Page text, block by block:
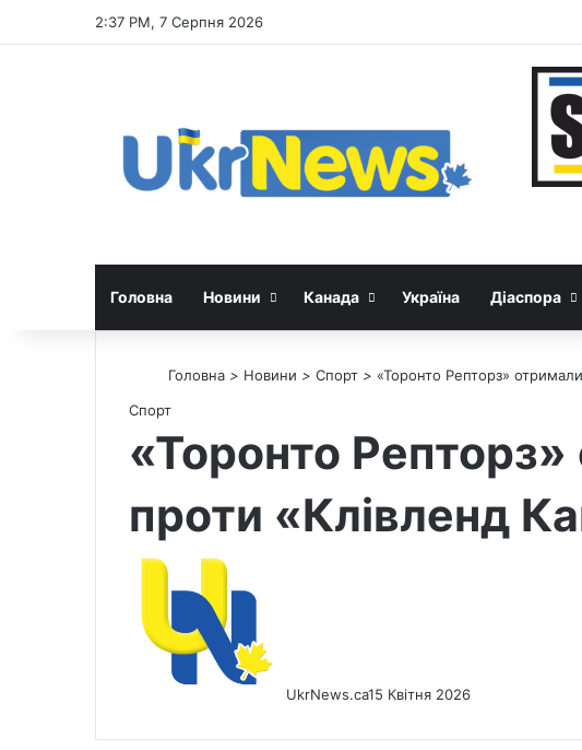
2:37 PM, 7 Серпня 2026
Головна Новини Канада Україна Діаспора
Головна > Новини > Спорт > «Торонто Репторз»
Спорт
«Торонто
проти «Клівленд
UkrNews.ca15 Квітня 2026